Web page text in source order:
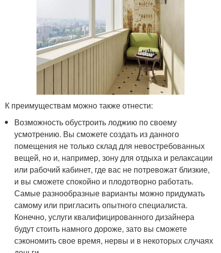
К преимуществам можно также отнести:
Возможность обустроить лоджию по своему
усмотрению. Вы сможете создать из данного
помещения не только склад для невостребованных
вещей, но и, например, зону для отдыха и релаксации
или рабочий кабинет, где вас не потревожат близкие,
и вы сможете спокойно и плодотворно работать.
Самые разнообразные варианты можно придумать
самому или пригласить опытного специалиста.
Конечно, услуги квалифицированного дизайнера
будут стоить намного дороже, зато вы сможете
сэкономить свое время, нервы и в некоторых случаях